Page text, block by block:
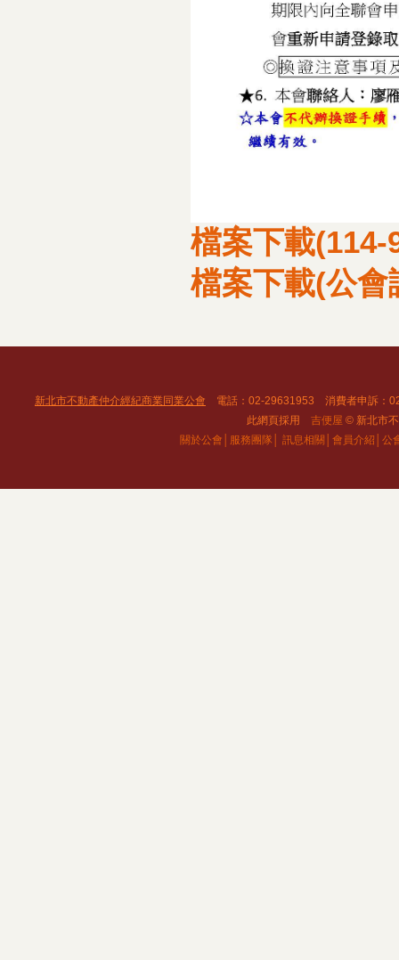
檔案下載
檔案下載(公
新北市不動產仲介經紀商業同業公會 電話：02-29631953 消費者申訴：
此網頁採用 吉便屋 © 新北市
關於公會│ 服務團隊│ 訊息相關│ 會員介紹│ 公